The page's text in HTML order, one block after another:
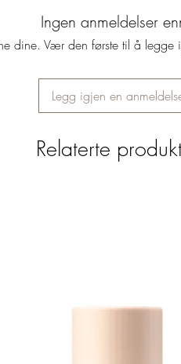
Ingen anmeldelser
dine. Vær den første til å legge
Legg igjen en
Relaterte